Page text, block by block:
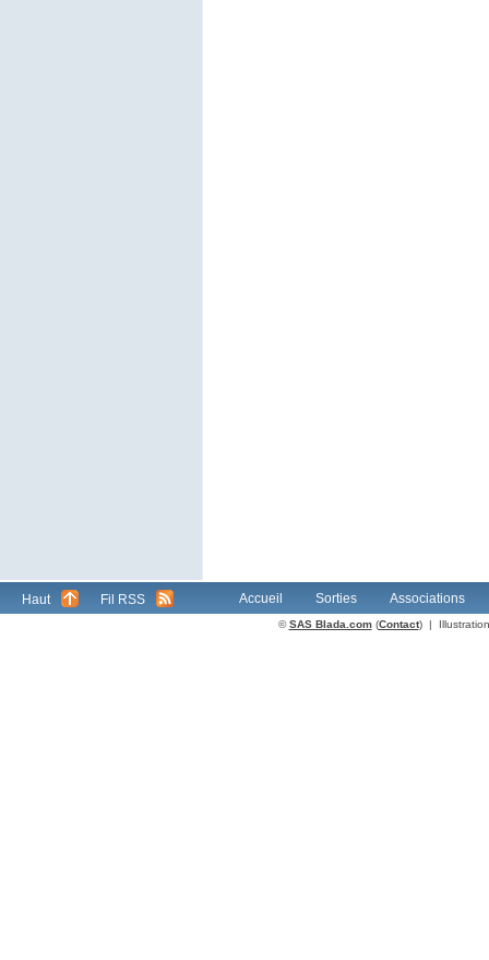
Haut Fil RSS Accueil Sorties Associations
©SAS Blada.com(Contact) |